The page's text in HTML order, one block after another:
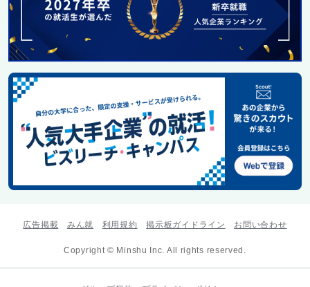
広告掲載 みん就 利用規約 掲示板ガイドライン お問い合わせ
Copyright © Minshu Inc. All rights reserved.